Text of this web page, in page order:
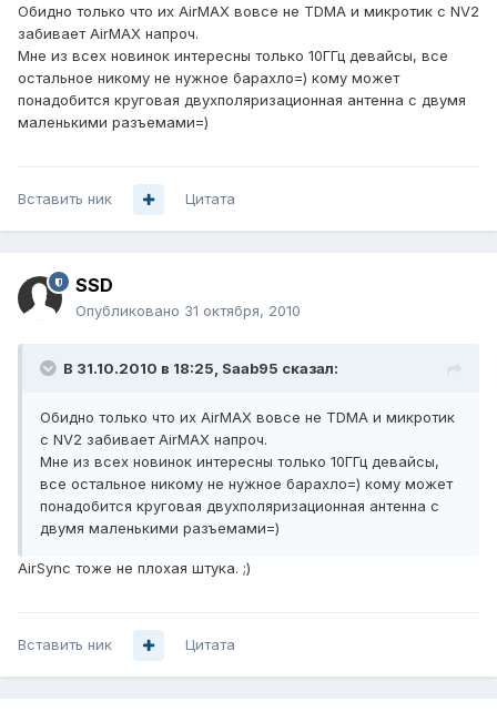
Обидно только что их AirMAX вовсе не TDMA и микротик с NV2
забивает AirMAX напроч.
Мне из всех новинок интересны только 10ГГц девайсы, все
остальное никому не нужное барахло=) кому может
понадобится круговая двухполяризационная антенна с двумя
маленькими разъемами=)
Вставить ник Цитата
SSD
Опубликовано 31 октября, 2010
В 31.10.2010 в 18:25, Saab95 сказал:
Обидно только что их AirMAX вовсе не TDMA и микротик
с NV2 забивает AirMAX напроч.
Мне из всех новинок интересны только 10ГГц девайсы,
все остальное никому не нужное барахло=) кому может
понадобится круговая двухполяризационная антенна с
двумя маленькими разъемами=)
AirSync тоже не плохая штука. ;)
Вставить ник Цитата